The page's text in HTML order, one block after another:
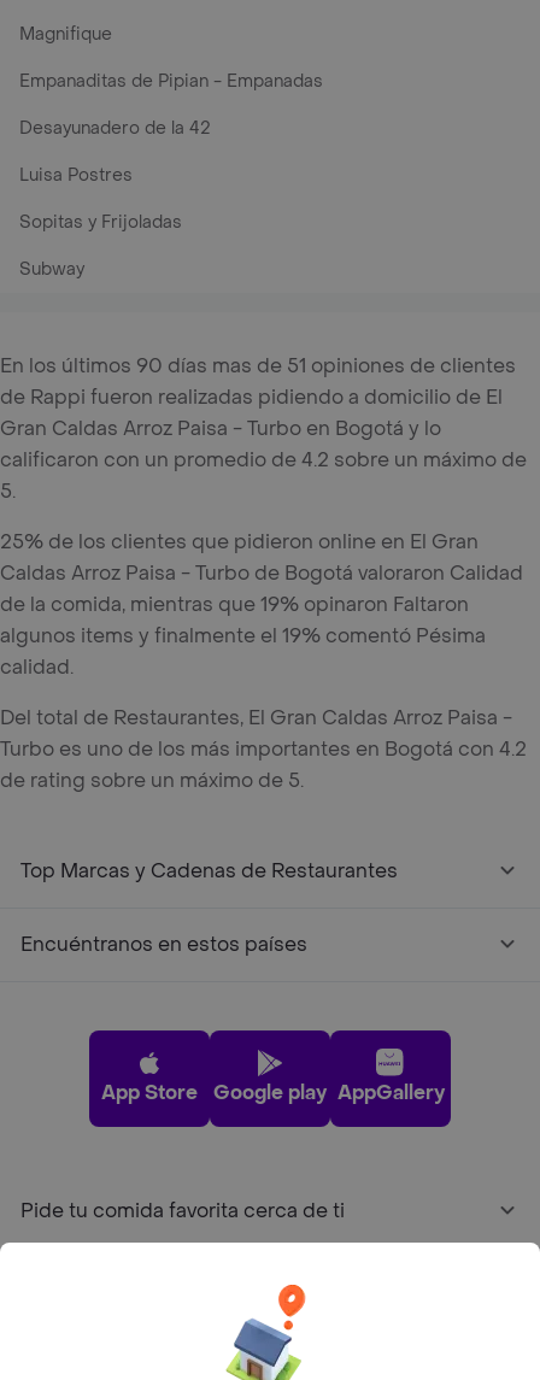
Magnifique
Empanaditas de Pipian - Empanadas
Desayunadero de la 42
Luisa Postres
Sopitas y Frijoladas
Subway
En los últimos 90 días mas de 51 opiniones de clientes
de Rappi fueron realizadas pidiendo a domicilio de El
Gran Caldas Arroz Paisa - Turbo en Bogotá y lo
calificaron con un promedio de 4.2 sobre un máximo de
5.
25% de los clientes que pidieron online en El Gran
Caldas Arroz Paisa - Turbo de Bogotá valoraron Calidad
de la comida, mientras que 19% opinaron Faltaron
algunos items y finalmente el 19% comentó Pésima
calidad.
Del total de Restaurantes, El Gran Caldas Arroz Paisa -
Turbo es uno de los más importantes en Bogotá con 4.2
de rating sobre un máximo de 5.
Top Marcas y Cadenas de Restaurantes
Encuéntranos en estos países
App Store Google play AppGallery
Pide tu comida favorita cerca de ti